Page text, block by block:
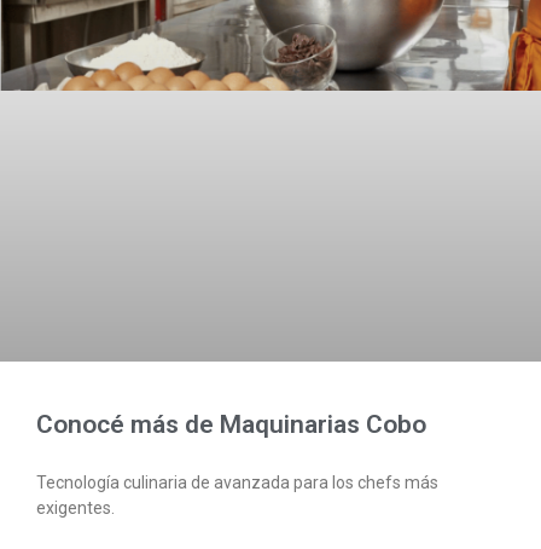
Conocé más de Maquinarias Cobo
Tecnología culinaria de avanzada para los chefs más
exigentes.